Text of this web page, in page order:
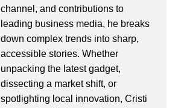
channel, and contributions to
leading business media, he breaks
down complex trends into sharp,
accessible stories. Whether
unpacking the latest gadget,
dissecting a market shift, or
spotlighting local innovation, Cristi